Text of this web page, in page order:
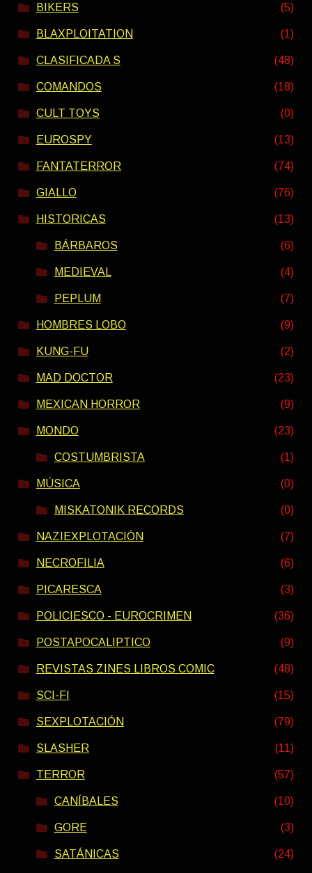
BIKERS (5)
BLAXPLOITATION (1)
CLASIFICADA S (48)
COMANDOS (18)
CULT TOYS (0)
EUROSPY (13)
FANTATERROR (74)
GIALLO (76)
HISTORICAS (13)
BÁRBAROS (6)
MEDIEVAL (4)
PEPLUM (7)
HOMBRES LOBO (9)
KUNG-FU (2)
MAD DOCTOR (23)
MEXICAN HORROR (9)
MONDO (23)
COSTUMBRISTA (1)
MÚSICA (0)
MISKATONIK RECORDS (0)
NAZIEXPLOTACIÓN (7)
NECROFILIA (6)
PICARESCA (3)
POLICIESCO - EUROCRIMEN (36)
POSTAPOCALIPTICO (9)
REVISTAS ZINES LIBROS COMIC (48)
SCI-FI (15)
SEXPLOTACIÓN (79)
SLASHER (11)
TERROR (57)
CANÍBALES (10)
GORE (3)
SATÁNICAS (24)